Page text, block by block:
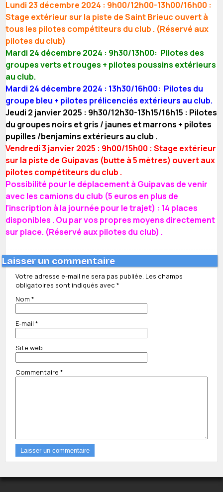
Lundi 23 décembre 2024 : 9h00/12h00-13h00/16h00 :
Stage extérieur sur la piste de Saint Brieuc ouvert à
tous les pilotes compétiteurs du club . (Réservé aux
pilotes du club)
Mardi 24 décembre 2024 : 9h30/13h00: Pilotes des
groupes verts et rouges + pilotes poussins extérieurs
au club.
Mardi 24 décembre 2024 : 13h30/16h00: Pilotes du
groupe bleu + pilotes prélicenciés extérieurs au club.
Jeudi 2 janvier 2025 : 9h30/12h30-13h15/16h15 : Pilotes
du groupes noirs et gris / jaunes et marrons + pilotes
pupilles /benjamins extérieurs au club .
Vendredi 3 janvier 2025 : 9h00/15h00 : Stage extérieur
sur la piste de Guipavas (butte à 5 mètres) ouvert aux
pilotes compétiteurs du club .
Possibilité pour le déplacement à Guipavas de venir
avec les camions du club (5 euros en plus de
l’inscription à la journée pour le trajet) : 14 places
disponibles . Ou par vos propres moyens directement
sur place. (Réservé aux pilotes du club) .
Laisser un commentaire
Votre adresse e-mail ne sera pas publiée. Les champs
obligatoires sont indiqués avec *
Nom *
E-mail *
Site web
Commentaire *